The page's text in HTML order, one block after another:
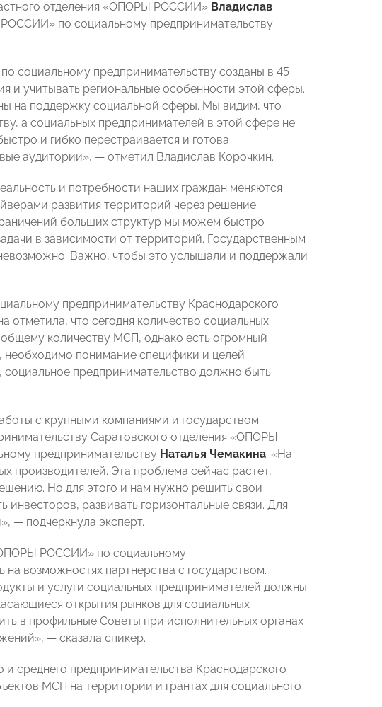
отделения «ОПОРЫ РОССИИ» Владислав
по социальному предпринимательству
социальному предпринимательству созданы в 45
и учитывать региональные особенности этой сферы.
на поддержку социальной сферы. Мы видим, что
а социальных предпринимателей в этой сфере не
и гибко перестраивается и готова
аудитории», — отметил Владислав Корочкин.
и потребности наших граждан меняются
развития территорий через решение
больших структур мы можем быстро
в зависимости от территорий. Государственным
Важно, чтобы это услышали и поддержали
предпринимательству Краснодарского
отметила, что сегодня количество социальных
количеству МСП, однако есть огромный
необходимо понимание специфики и целей
социальное предпринимательство должно быть
с крупными компаниями и государством
Саратовского отделения «ОПОРЫ
предпринимательству Наталья Чемакина. «На
производителей. Эта проблема сейчас растет,
Но для этого и нам нужно решить свои
развивать горизонтальные связи. Для
— подчеркнула эксперт.
РОССИИ» по социальному
на возможностях партнерства с государством.
и услуги социальных предпринимателей должны
открытия рынков для социальных
в профильные Советы при исполнительных органах
— сказала спикер.
среднего предпринимательства Краснодарского
МСП на территории и грантах для социального